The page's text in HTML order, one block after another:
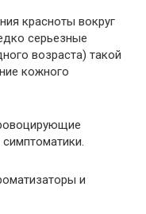
красноты вокруг
серьезные
возраста) такой
кожного
и